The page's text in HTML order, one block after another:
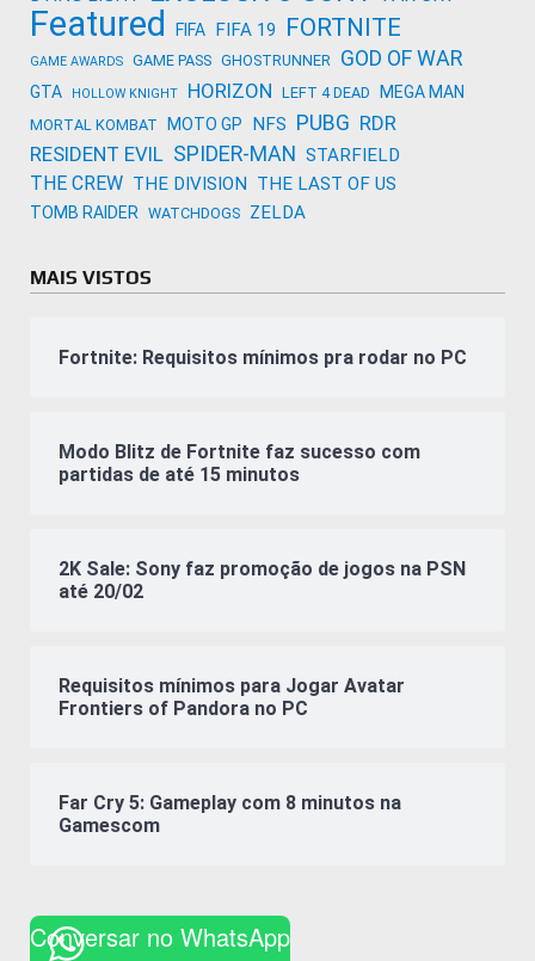
Featured FIFA FIFA 19 FORTNITE
GAME AWARDS GAME PASS GHOSTRUNNER GOD OF WAR
GTA HOLLOW KNIGHT HORIZON LEFT 4 DEAD MEGA MAN
MORTAL KOMBAT MOTO GP NFS PUBG RDR
RESIDENT EVIL SPIDER-MAN STARFIELD
THE CREW THE DIVISION THE LAST OF US
TOMB RAIDER WATCHDOGS ZELDA
MAIS VISTOS
Fortnite: Requisitos mínimos pra rodar no PC
Modo Blitz de Fortnite faz sucesso com
partidas de até 15 minutos
2K Sale: Sony faz promoção de jogos na PSN
até 20/02
Requisitos mínimos para Jogar Avatar
Frontiers of Pandora no PC
Far Cry 5: Gameplay com 8 minutos na
Gamescom
Conversar no WhatsApp